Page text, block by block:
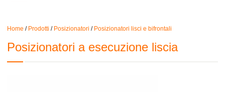
Home / Prodotti / Posizionatori / Posizionatori lisci e bifrontali
Posizionatori a esecuzione liscia